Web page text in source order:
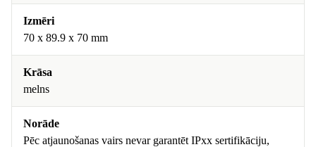
Izmēri
70 x 89.9 x 70 mm
Krāsa
melns
Norāde
Pēc atjaunošanas vairs nevar garantēt IPxx sertifikāciju,